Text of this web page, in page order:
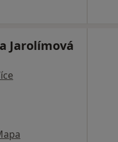
Jarolímová